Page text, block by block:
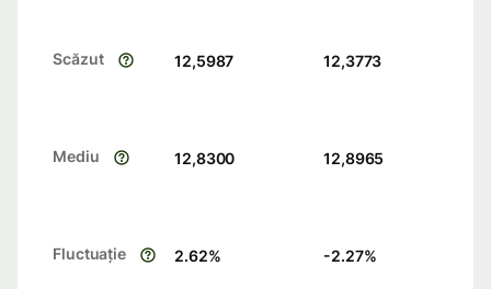
Scăzut 12,5987 12,3773
Mediu 12,8300 12,8965
Fluctuație 2.62% -2.27%